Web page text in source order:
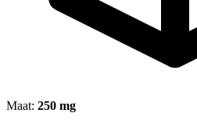
Maat: 250 mg